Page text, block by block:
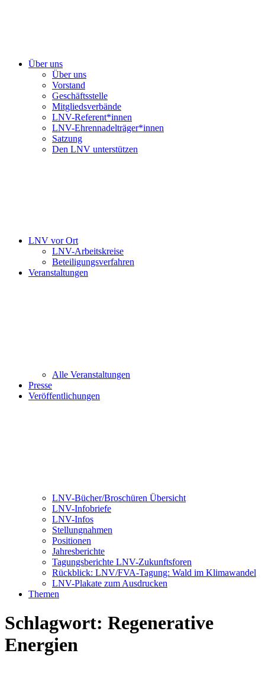
Über uns
Über uns
Vorstand
Geschäftsstelle
Mitgliedsverbände
LNV-Referent*innen
LNV-Ehrennadelträger*innen
Satzung
Den LNV unterstützen
LNV vor Ort
LNV-Arbeitskreise
Beteiligungsverfahren
Veranstaltungen
Alle Veranstaltungen
Presse
Veröffentlichungen
LNV-Bücher/Broschüren Übersicht
LNV-Infobriefe
LNV-Infos
Stellungnahmen
Positionen
Jahresberichte
Tagungsberichte LNV-Zukunftsforen
Rückblick: LNV/FVA-Tagung: Wald im Klimawandel
LNV-Plakate zum Ausdrucken
Themen
Schlagwort: Regenerative
Energien